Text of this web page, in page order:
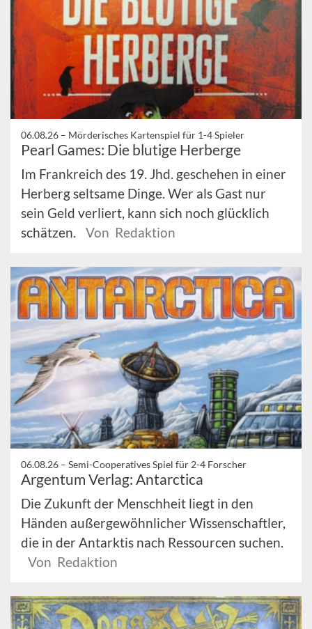
06.08.26 – Mörderisches Kartenspiel für 1-4 Spieler
Pearl Games: Die blutige Herberge
Im Frankreich des 19. Jhd. geschehen in einer
Herberg seltsame Dinge. Wer als Gast nur
sein Geld verliert, kann sich noch glücklich
schätzen.
Von Redaktion
06.08.26 – Semi-Cooperatives Spiel für 2-4 Forscher
Argentum Verlag: Antarctica
Die Zukunft der Menschheit liegt in den
Händen außergewöhnlicher Wissenschaftler,
die in der Antarktis nach Ressourcen suchen.
Von Redaktion